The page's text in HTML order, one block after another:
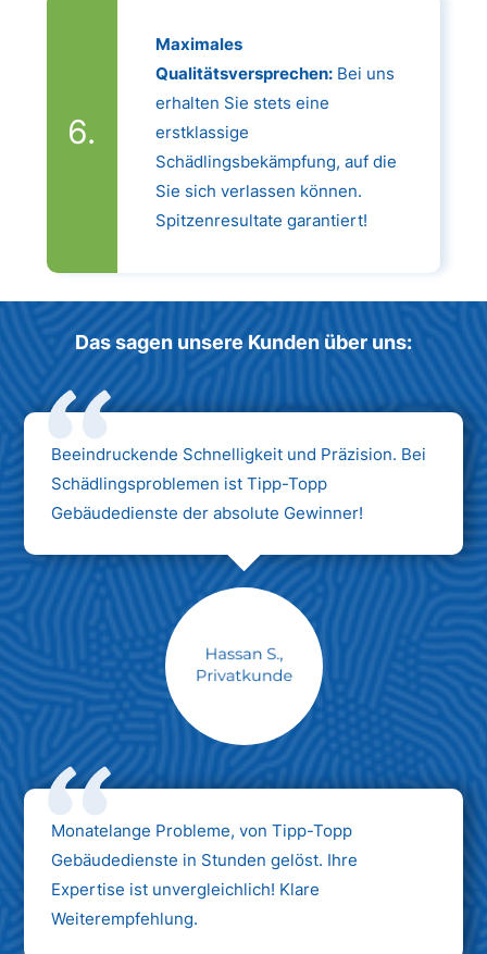
Maximales
Qualitätsversprechen:Bei uns
erhalten Sie stets eine
erstklassige
Schädlingsbekämpfung, auf die
Sie sich verlassen können.
Spitzenresultate garantiert!
Das sagen unsere Kunden über uns:
Beeindruckende Schnelligkeit und Präzision. Bei
Schädlingsproblemen ist Tipp-Topp
Gebäudedienste der absolute Gewinner!
Monatelange Probleme, von Tipp-Topp
Gebäudedienste in Stunden gelöst. Ihre
Expertise ist unvergleichlich! Klare
Weiterempfehlung.